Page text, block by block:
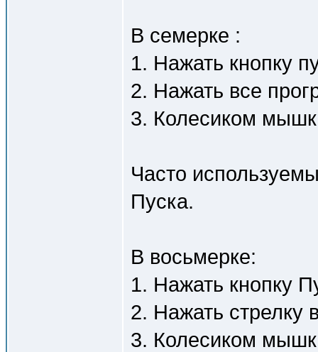
В семерке :
1. Нажать кнопку
2. Нажать все
3. Колесиком
Часто
Пуска.
В восьмерке:
1. Нажать кнопку
2. Нажать стрелку
3. Колесиком